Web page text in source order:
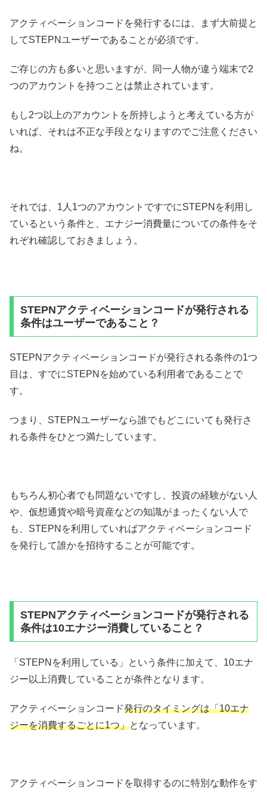
アクティベーションコードを発行するには、まず大前提と
してSTEPNユーザーであることが必須です。
ご存じの方も多いと思いますが、同一人物が違う端末で2
つのアカウントを持つことは禁止されています。
もし2つ以上のアカウントを所持しようと考えている方が
いれば、それは不正な手段となりますのでご注意ください
ね。
それでは、1人1つのアカウントですでにSTEPNを利用し
ているという条件と、エナジー消費量についての条件をそ
れぞれ確認しておきましょう。
STEPNアクティベーションコードが発行される
条件はユーザーであること？
STEPNアクティベーションコードが発行される条件の1つ
目は、すでにSTEPNを始めている利用者であることで
す。
つまり、STEPNユーザーなら誰でもどこにいても発行さ
れる条件をひとつ満たしています。
もちろん初心者でも問題ないですし、投資の経験がない人
や、仮想通貨や暗号資産などの知識がまったくない人で
も、STEPNを利用していればアクティベーションコード
を発行して誰かを招待することが可能です。
STEPNアクティベーションコードが発行される
条件は10エナジー消費していること？
「STEPNを利用している」という条件に加えて、10エナ
ジー以上消費していることが条件となります。
アクティベーションコード発行のタイミングは「10エナ
ジーを消費するごとに1つ」となっています。
アクティベーションコードを取得するのに特別な動作をす